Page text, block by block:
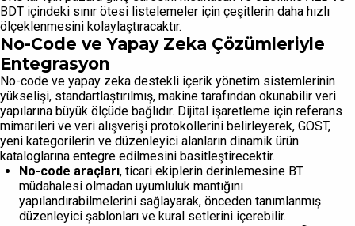
BDT içindeki sınır ötesi listelemeler için çeşitlerin daha hızlı
ölçeklenmesini kolaylaştıracaktır.
No-Code ve Yapay Zeka Çözümleriyle
Entegrasyon
No-code ve yapay zeka destekli içerik yönetim sistemlerinin
yükselişi, standartlaştırılmış, makine tarafından okunabilir veri
yapılarına büyük ölçüde bağlıdır. Dijital işaretleme için referans
mimarileri ve veri alışverişi protokollerini belirleyerek, GOST,
yeni kategorilerin ve düzenleyici alanların dinamik ürün
kataloglarına entegre edilmesini basitleştirecektir.
No-code araçları, ticari ekiplerin derinlemesine BT
müdahalesi olmadan uyumluluk mantığını
yapılandırabilmelerini sağlayarak, önceden tanımlanmış
düzenleyici şablonları ve kural setlerini içerebilir.